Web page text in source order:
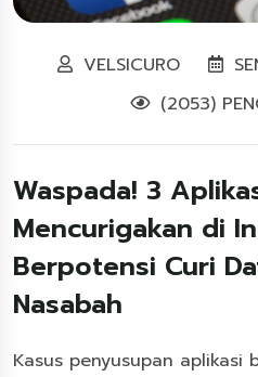
VELSICURO
(2053)
Waspada! 3
Mencurigakan di
Berpotensi Curi
Nasabah
Kasus penyusupan aplikasi